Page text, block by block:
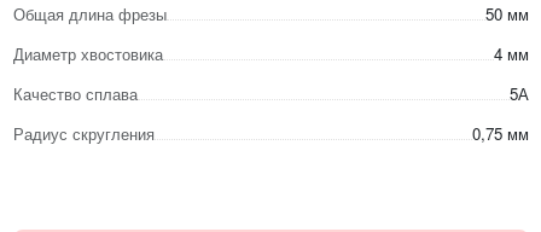
Общая длина фрезы
50 мм
Диаметр хвостовика
4 мм
Качество сплава
5А
Радиус скругления
0,75 мм